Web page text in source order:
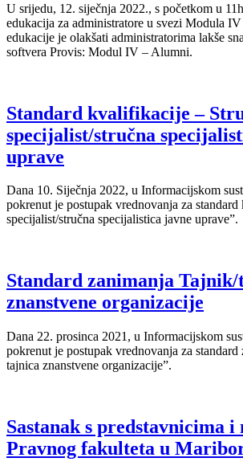
U srijedu, 12. siječnja 2022., s početkom u
edukacija za administratore u svezi Modula
edukacije je olakšati administratorima lakše
softvera Provis: Modul IV – Alumni.
Standard kvalifikacije –
specijalist/stručna
uprave
Dana 10. Siječnja 2022, u Informacijskom
pokrenut je postupak vrednovanja za
specijalist/stručna specijalistica javne uprave”.
Standard zanimanja
znanstvene organizacije
Dana 22. prosinca 2021, u Informacijskom
pokrenut je postupak vrednovanja za
tajnica znanstvene organizacije”.
Sastanak s predstavnicima i
Pravnog fakulteta u